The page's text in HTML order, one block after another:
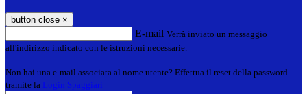
button close ×
E-mail Verrà inviato un messaggio
all'indirizzo indicato con le istruzioni necessarie.
Non hai una e-mail associata al nome utente? Effettua il reset della password
tramite la Login Spaggiari